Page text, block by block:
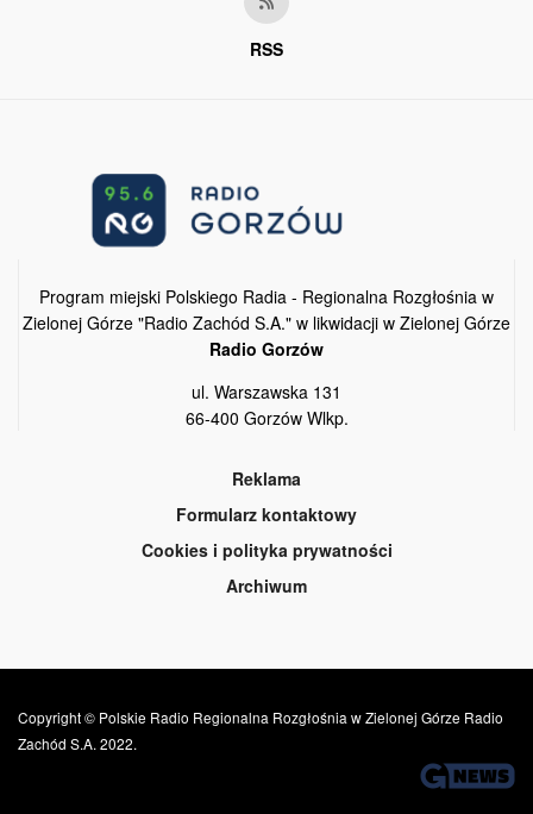
RSS
Program miejski Polskiego Radia - Regionalna Rozgłośnia w
Zielonej Górze "Radio Zachód S.A." w likwidacji w Zielonej Górze
Radio Gorzów
ul. Warszawska 131
66-400 Gorzów Wlkp.
Reklama
Formularz kontaktowy
Cookies i polityka prywatności
Archiwum
Copyright © Polskie Radio Regionalna Rozgłośnia w Zielonej Górze Radio
Zachód S.A. 2022.